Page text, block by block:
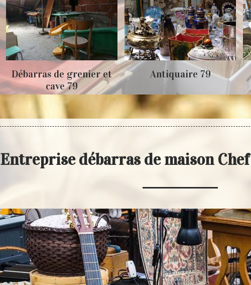
Débarras de grenier et
cave 79
Antiquaire 79
Entreprise débarras de maison Chef